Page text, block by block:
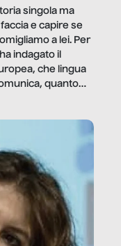
singola ma
e capire se
a lei. Per
indagato il
che lingua
quanto